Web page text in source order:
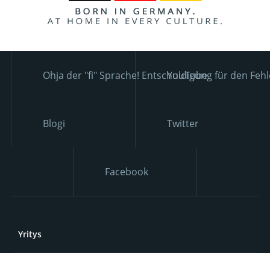
Ohja der "fi" Sprache! Entschuldigung für den
YouTube
Blogi Twitter
Facebook
Yritys